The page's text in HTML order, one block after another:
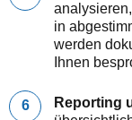
in
werden
Ihnen
Reporting